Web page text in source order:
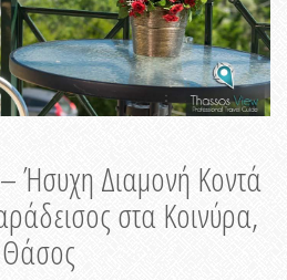
Ήσυχη Διαμονή Κοντά
στα Κοινύρα,
Θάσος